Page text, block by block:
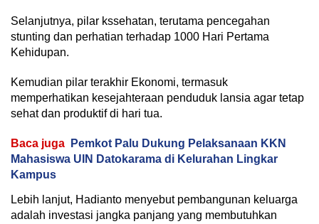
Selanjutnya, pilar kssehatan, terutama pencegahan
stunting dan perhatian terhadap 1000 Hari Pertama
Kehidupan.
Kemudian pilar terakhir Ekonomi, termasuk
memperhatikan kesejahteraan penduduk lansia agar tetap
sehat dan produktif di hari tua.
Baca juga
Pemkot Palu Dukung Pelaksanaan KKN
Mahasiswa UIN Datokarama di Kelurahan Lingkar
Kampus
Lebih lanjut, Hadianto menyebut pembangunan keluarga
adalah investasi jangka panjang yang membutuhkan